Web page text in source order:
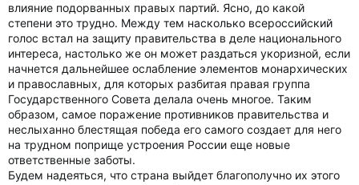
влияние подорванных правых партий. Ясно, до какой
степени это трудно. Между тем насколько всероссийский
голос встал на защиту правительства в деле национального
интереса, настолько же он может раздаться укоризной, если
начнется дальнейшее ослабление элементов монархических
и православных, для которых разбитая правая группа
Государственного Совета делала очень многое. Таким
образом, самое поражение противников правительства и
неслыханно блестящая победа его самого создает для него
на трудном поприще устроения России еще новые
ответственные заботы.
Будем надеяться, что страна выйдет благополучно их этого